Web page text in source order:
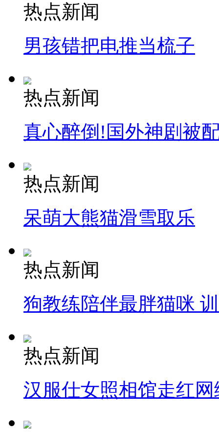
热点新闻
男孩错把电推当梳子
热点新闻
真心醉倒!国外神剧被
热点新闻
呆萌大熊猫滑雪取乐
热点新闻
狗教练陪伴最胖猫咪
热点新闻
汉服仕女照相馆走红网